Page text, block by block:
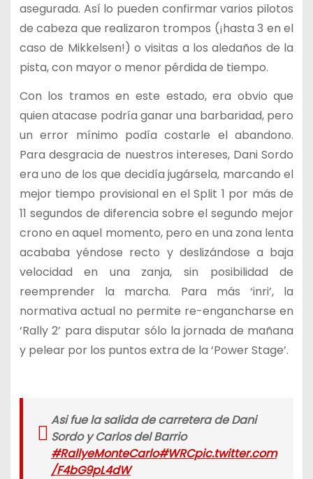
asegurada. Así lo pueden confirmar varios pilotos
de cabeza que realizaron trompos (¡hasta 3 en el
caso de Mikkelsen!) o visitas a los aledaños de la
pista, con mayor o menor pérdida de tiempo.
Con los tramos en este estado, era obvio que
quien atacase podría ganar una barbaridad, pero
un error mínimo podía costarle el abandono.
Para desgracia de nuestros intereses, Dani Sordo
era uno de los que decidía jugársela, marcando el
mejor tiempo provisional en el Split 1 por más de
11 segundos de diferencia sobre el segundo mejor
crono en aquel momento, pero en una zona lenta
acababa yéndose recto y deslizándose a baja
velocidad en una zanja, sin posibilidad de
reemprender la marcha. Para más ‘inri’, la
normativa actual no permite re-engancharse en
‘Rally 2’ para disputar sólo la jornada de mañana
y pelear por los puntos extra de la ‘Power Stage’.
Asi fue la salida de carretera de Dani
Sordo y Carlos del Barrio
#RallyeMonteCarlo#WRCpic.twitter.com
/F4bG9pL4dW